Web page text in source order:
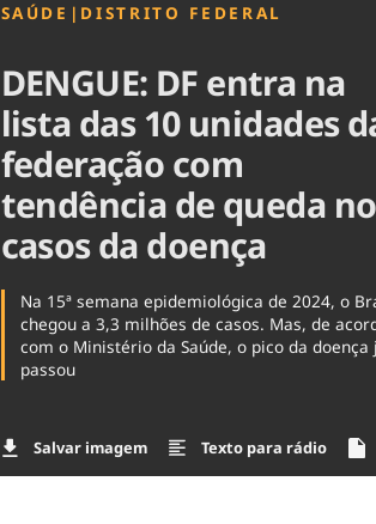
SAÚDE | DISTRITO FEDERAL
DENGUE: DF entra na
lista das 10 unidades
federação com
tendência de queda
casos da doença
Na 15ª semana epidemiológica de 2024, o
chegou a 3,3 milhões de casos. Mas, de
com o Ministério da Saúde, o pico da doença
passou
Salvar imagem Texto para rádio